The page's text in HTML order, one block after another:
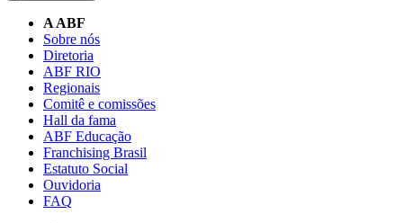
A ABF
Sobre nós
Diretoria
ABF RIO
Regionais
Comitê e comissões
Hall da fama
ABF Educação
Franchising Brasil
Estatuto Social
Ouvidoria
FAQ